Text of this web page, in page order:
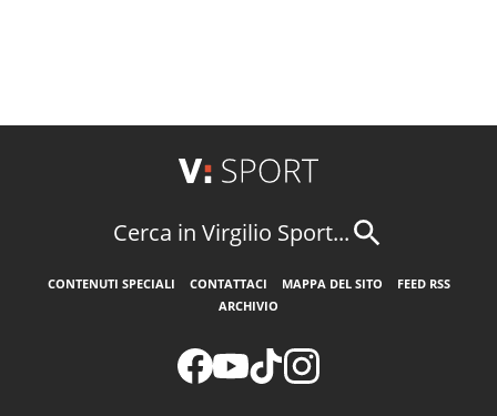
Cerca in Virgilio Sport...
CONTENUTI SPECIALI CONTATTACI MAPPA DEL SITO
FEED RSS
ARCHIVIO